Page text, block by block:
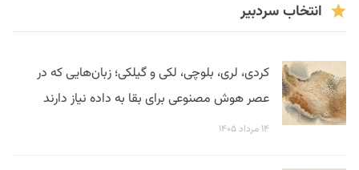
انتخاب سردبیر
کردی، لری، بلوچی، لکی و گیلکی؛ زبان‌هایی که در
عصر هوش مصنوعی برای بقا به داده نیاز دارند
۱۴ مرداد ۱۴۰۵